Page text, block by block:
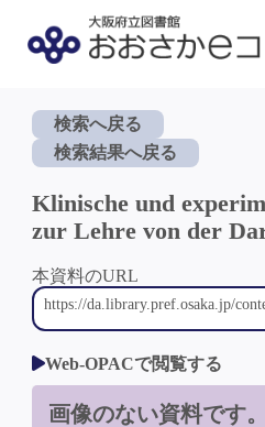
検索へ戻る
検索結果へ戻る
Klinische und
zur Lehre von der
本資料のURL
Web-OPACで閲覧する
画像のない資料です。